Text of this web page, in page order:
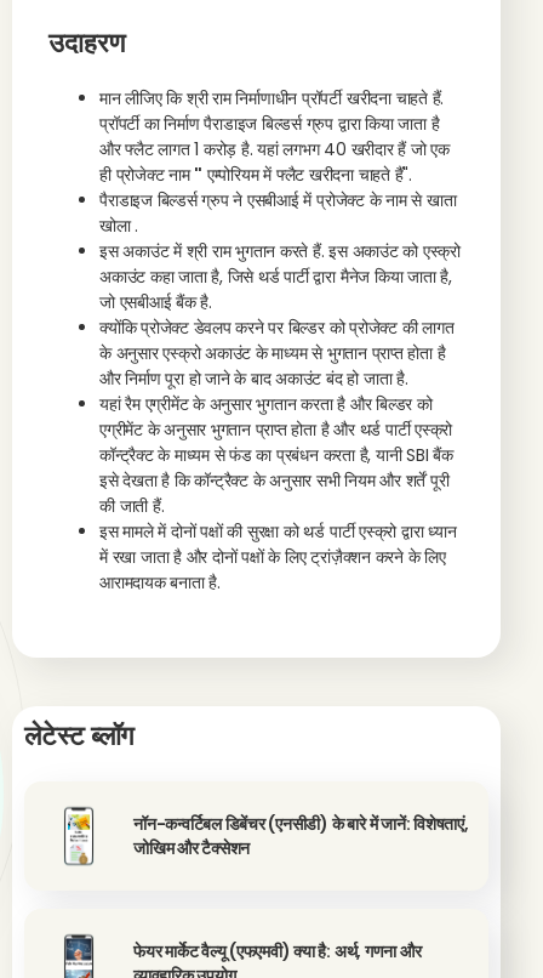
उदाहरण
मान लीजिए कि श्री राम निर्माणाधीन प्रॉपर्टी खरीदना चाहते हैं.
प्रॉपर्टी का निर्माण पैराडाइज बिल्डर्स ग्रुप द्वारा किया जाता है
और फ्लैट लागत 1 करोड़ है. यहां लगभग 40 खरीदार हैं जो एक
ही प्रोजेक्ट नाम" एम्पोरियम में फ्लैट खरीदना चाहते हैं".
पैराडाइज बिल्डर्स ग्रुप ने एसबीआई में प्रोजेक्ट के नाम से खाता
खोला .
इस अकाउंट में श्री राम भुगतान करते हैं. इस अकाउंट को एस्क्रो
अकाउंट कहा जाता है, जिसे थर्ड पार्टी द्वारा मैनेज किया जाता है,
जो एसबीआई बैंक है.
क्योंकि प्रोजेक्ट डेवलप करने पर बिल्डर को प्रोजेक्ट की लागत
के अनुसार एस्क्रो अकाउंट के माध्यम से भुगतान प्राप्त होता है
और निर्माण पूरा हो जाने के बाद अकाउंट बंद हो जाता है.
यहां रैम एग्रीमेंट के अनुसार भुगतान करता है और बिल्डर को
एग्रीमेंट के अनुसार भुगतान प्राप्त होता है और थर्ड पार्टी एस्क्रो
कॉन्ट्रैक्ट के माध्यम से फंड का प्रबंधन करता है, यानी SBI बैंक
इसे देखता है कि कॉन्ट्रैक्ट के अनुसार सभी नियम और शर्तें पूरी
की जाती हैं.
इस मामले में दोनों पक्षों की सुरक्षा को थर्ड पार्टी एस्क्रो द्वारा ध्यान
में रखा जाता है और दोनों पक्षों के लिए ट्रांज़ैक्शन करने के लिए
आरामदायक बनाता है.
लेटेस्ट ब्लॉग
नॉन-कन्वर्टिबल डिबेंचर (एनसीडी) के बारे में जानें: विशेषताएं,
जोखिम और टैक्सेशन
फेयर मार्केट वैल्यू (एफएमवी) क्या है: अर्थ, गणना और